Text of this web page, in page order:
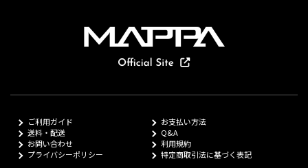
ご利用ガイド
お支払い方法
送料・配送
Q&A
お問い合わせ
利用規約
プライバシーポリシー
特定商取引法に基づく表記